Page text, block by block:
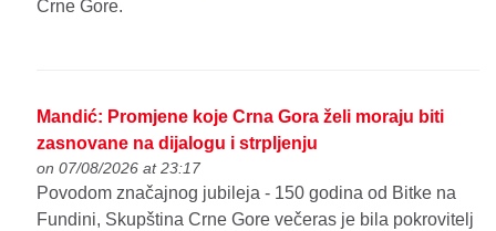
Crne Gore.
Mandić: Promjene koje Crna Gora želi moraju biti
zasnovane na dijalogu i strpljenju
on 07/08/2026 at 23:17
Povodom značajnog jubileja - 150 godina od Bitke na
Fundini, Skupština Crne Gore večeras je bila pokrovitelj